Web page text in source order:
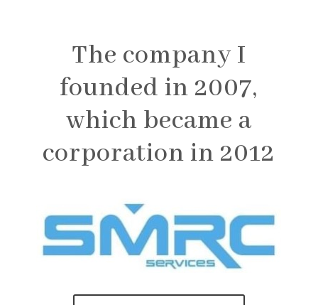
The company I
founded in 2007,
which became a
corporation in 2012